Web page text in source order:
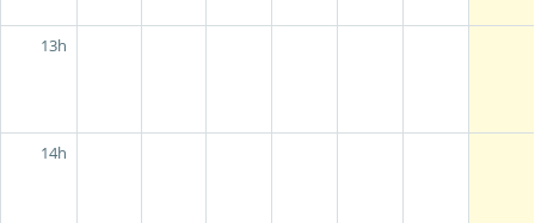
13h
14h